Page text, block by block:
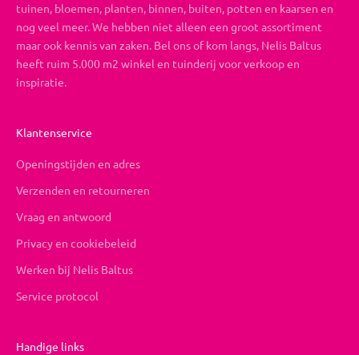
tuinen, bloemen, planten, binnen, buiten, potten en kaarsen en
nog veel meer. We hebben niet alleen een groot assortiment
maar ook kennis van zaken. Bel ons of kom langs, Nelis Baltus
heeft ruim 5.000 m2 winkel en tuinderij voor verkoop en
inspiratie.
Klantenservice
Openingstijden en adres
Verzenden en retourneren
Vraag en antwoord
Privacy en cookiebeleid
Werken bij Nelis Baltus
Service protocol
Handige links